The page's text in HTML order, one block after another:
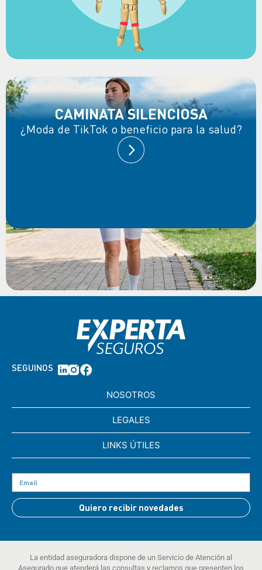
CAMINATA SILENCIOSA
¿Moda de TikTok o beneficio para la salud?
SEGUINOS
NOSOTROS
LEGALES
LINKS ÚTILES
Quiero recibir novedades
La entidad aseguradora dispone de un Servicio de Atención al
Asegurado que atenderá las consultas y reclamos que presenten los